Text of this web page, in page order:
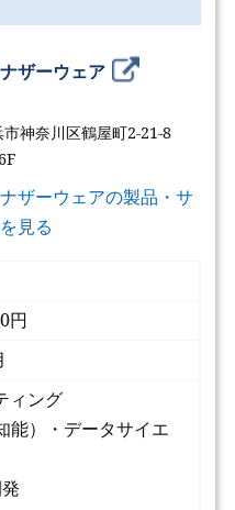
ザーウェア
市神奈川区鶴屋町2-21-8
ザーウェアの製品・サ
見る
円
ィング
能）・データサイエ